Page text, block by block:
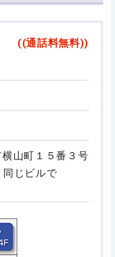
((通話料無料))
山町１５番３号
同じビルで